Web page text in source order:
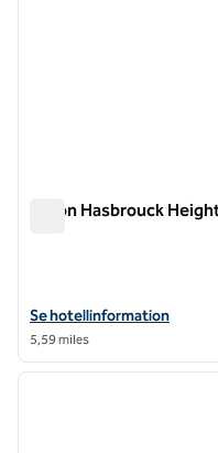
Hilton Hasbrouck
Visa hotelluppgifter för
Se hotellinformation
5,59 miles
1 av 12